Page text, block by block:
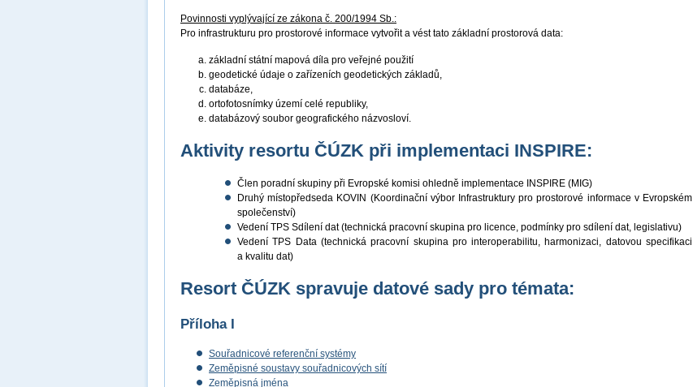
Povinnosti vyplývající ze zákona č. 200/1994 Sb.:
Pro infrastrukturu pro prostorové informace vytvořit a vést tato základní prostorová data:
základní státní mapová díla pro veřejné použití
geodetické údaje o zařízeních geodetických základů,
databáze,
ortofotosnímky území celé republiky,
databázový soubor geografického názvosloví.
Aktivity resortu ČÚZK při implementaci INSPIRE:
Člen poradní skupiny při Evropské komisi ohledně implementace INSPIRE (MIG)
Druhý místopředseda KOVIN (Koordinační výbor Infrastruktury pro prostorové informace v Evropském
společenství)
Vedení TPS Sdílení dat (technická pracovní skupina pro licence, podmínky pro sdílení dat, legislativu)
Vedení TPS Data (technická pracovní skupina pro interoperabilitu, harmonizaci, datovou specifikaci
a kvalitu dat)
Resort ČÚZK spravuje datové sady pro témata:
Příloha I
Souřadnicové referenční systémy
Zeměpisné soustavy souřadnicových sítí
Zeměpisná jména